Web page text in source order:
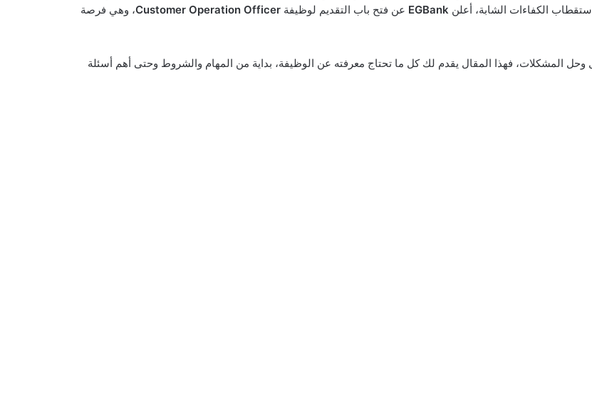
الكفاءات الشابة، أعلن EGBank عن فتح باب التقديم لوظيفة Customer Operation Officer، وهي فرصة
المشكلات، فهذا المقال يقدم لك كل ما تحتاج معرفته عن الوظيفة، بداية من المهام والشروط وحتى أهم أسئلة